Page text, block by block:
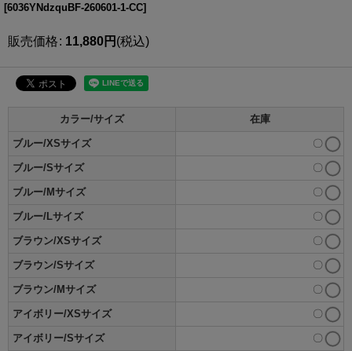
[6036YNdzquBF-260601-1-CC]
販売価格: 11,880円 (税込)
カラー/サイズ 在庫
ブルー/XSサイズ 〇
ブルー/Sサイズ 〇
ブルー/Mサイズ 〇
ブルー/Lサイズ 〇
ブラウン/XSサイズ 〇
ブラウン/Sサイズ 〇
ブラウン/Mサイズ 〇
アイボリー/XSサイズ 〇
アイボリー/Sサイズ 〇